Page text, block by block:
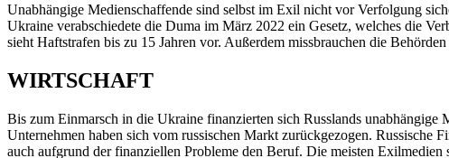
Unabhängige Medienschaffende sind selbst im Exil nicht vor Verfolgung
Ukraine verabschiedete die Duma im März 2022 ein Gesetz, welches die
sieht Haftstrafen bis zu 15 Jahren vor. Außerdem missbrauchen die
WIRTSCHAFT
Bis zum Einmarsch in die Ukraine finanzierten sich Russlands
Unternehmen haben sich vom russischen Markt zurückgezogen. Russische
auch aufgrund der finanziellen Probleme den Beruf. Die meisten